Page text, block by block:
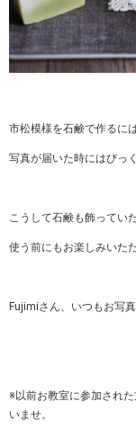
市松模様を石鹸で作るに
写真が届いた時にはびっ
こうして石鹸も飾ってい
使う前にもお楽しみいた
Fujimiさん、いつもお写
※以前お教室に参加され
いませ。